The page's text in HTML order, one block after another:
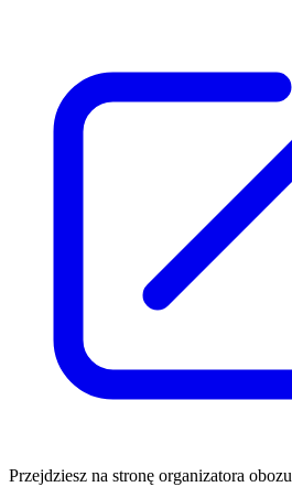
Przejdziesz na stronę organizatora obozu